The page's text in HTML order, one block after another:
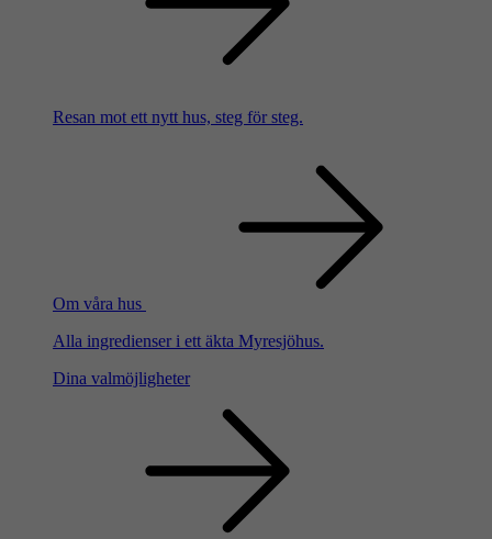
Resan mot ett nytt hus, steg för steg.
Om våra hus
Alla ingredienser i ett äkta Myresjöhus.
Dina valmöjligheter